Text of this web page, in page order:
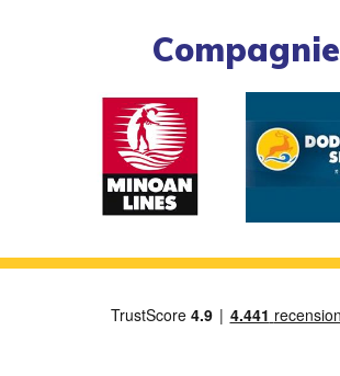
Compagnie